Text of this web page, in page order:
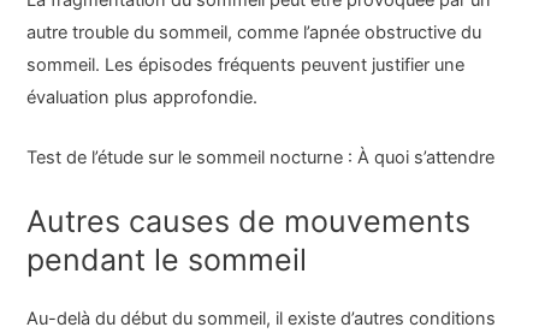
autre trouble du sommeil, comme l’apnée obstructive du
sommeil. Les épisodes fréquents peuvent justifier une
évaluation plus approfondie.
Test de l’étude sur le sommeil nocturne : À quoi s’attendre
Autres causes de mouvements
pendant le sommeil
Au-delà du début du sommeil, il existe d’autres conditions